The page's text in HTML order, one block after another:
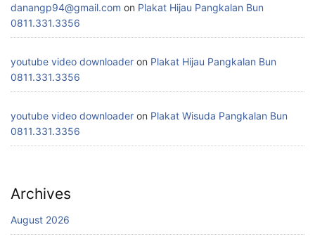
danangp94@gmail.com on Plakat Hijau Pangkalan Bun
0811.331.3356
youtube video downloader on Plakat Hijau Pangkalan Bun
0811.331.3356
youtube video downloader on Plakat Wisuda Pangkalan Bun
0811.331.3356
Archives
August 2026